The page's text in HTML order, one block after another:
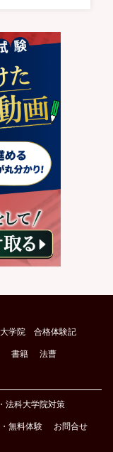
大学院 合格体験記
書籍 法曹
法科大学院対策
無料体験 お問合せ